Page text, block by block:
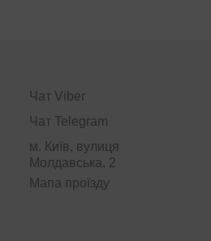
Чат Viber
Чат Telegram
м. Київ, вулиця
Молдавська, 2
Мапа проїзду